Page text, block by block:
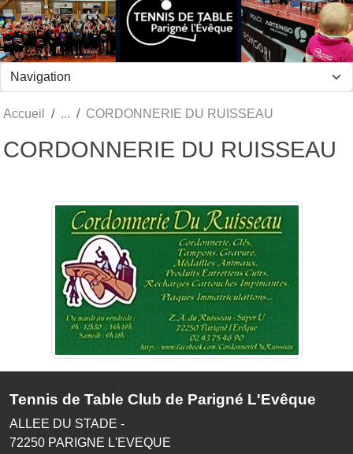
Accueil CORDONNERIE DU RUISSEAU
CORDONNERIE DU RUISSEAU
Tennis de Table Club de Parigné L'Evêque
ALLEE DU STADE -
72250 PARIGNE L'EVEQUE
Panneau de gestion des cookies